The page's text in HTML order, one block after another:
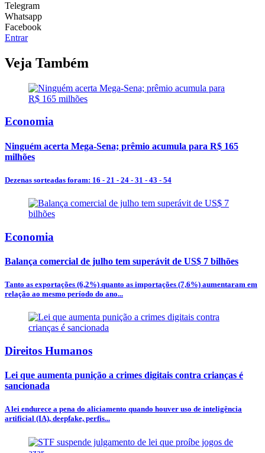
Telegram
Whatsapp
Facebook
Entrar
Veja Também
Economia
Ninguém acerta Mega-Sena; prêmio acumula para R$ 165
milhões
Dezenas sorteadas foram: 16 - 21 - 24 - 31 - 43 - 54
Economia
Balança comercial de julho tem superávit de US$ 7 bilhões
Tanto as exportações (6,2%) quanto as importações (7,6%) aumentaram em
relação ao mesmo período do ano...
Direitos Humanos
Lei que aumenta punição a crimes digitais contra crianças é
sancionada
A lei endurece a pena do aliciamento quando houver uso de inteligência
artificial (IA), deepfake, perfis...